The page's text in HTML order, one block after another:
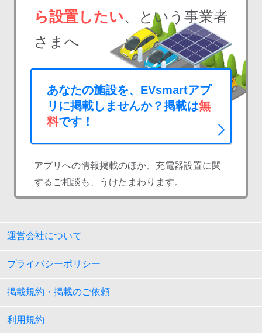
ら設置したい、という事業者
さまへ
あなたの施設を、EVsmartアプ
リに掲載しませんか？掲載は無
料です！
アプリへの情報掲載のほか、充電器設置に関
するご相談も、うけたまわります。
運営会社について
プライバシーポリシー
掲載規約・掲載のご依頼
利用規約